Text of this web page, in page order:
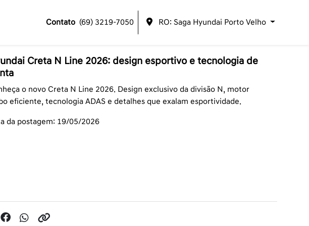
Contato (69) 3219-7050 RO: Saga Hyundai Porto Velho
Creta N Line 2026: design esportivo e tecnologia de
o novo Creta N Line 2026. Design exclusivo da divisão N, motor
eficiente, tecnologia ADAS e detalhes que exalam esportividade.
da postagem: 19/05/2026